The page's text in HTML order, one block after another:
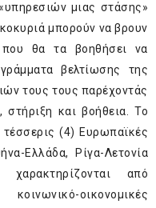
μιας στάσης»
μπορούν να βρουν
θα τα βοηθήσει να
βελτίωσης της
τους τους παρέχοντάς
και βοήθεια. Το
τέσσερις (4) Ευρωπαϊκές
Ελλάδα, Ρίγα-Λετονία
χαρακτηρίζονται από
οικονομικές